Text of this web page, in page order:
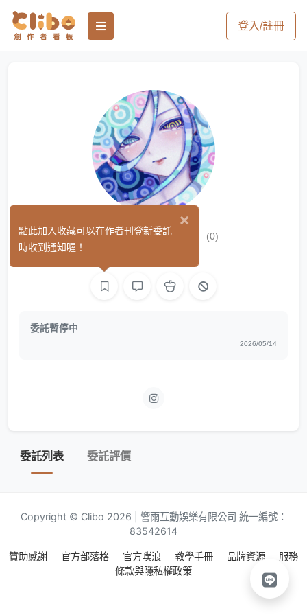
登入/註冊
Eluha✧エルハ (0)
委託暫停中
2026/05/14
委託列表 委託評價
Copyright © Clibo 2026 | 響雨互動娛樂有限公司 統一編號：
83542614
贊助感謝 官方部落格 官方噗浪 教學手冊 品牌資源
服務
條款與隱私權政策
×
點此加入收藏可以在作者刊登新委託
時收到通知喔！